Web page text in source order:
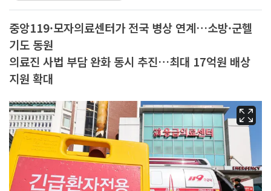
중앙119·모자의료센터가 전국 병상 연계…소방·군헬
기도 동원
의료진 사법 부담 완화 동시 추진…최대 17억원 배상
지원 확대